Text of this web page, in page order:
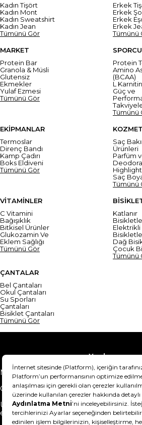
Kadın Tişört
Kadın Mont
Kadın Sweatshirt
Kadın Jean
Tümünü Gör
Erkek
Erkek
Erkek
Erkek
Tümünü
MARKET
Protein Bar
Granola & Müsli
Glutensiz
Ekmekler
Yulaf Ezmesi
Tümünü Gör
Protein
Amino
(BCAA)
L
Güç ve
Tümünü
EKİPMANLAR
Termoslar
Direnç Bandı
Kamp Çadırı
Boks Eldiveni
Tümünü Gör
Saç
Ürünleri
Parfüm
Saç
Tümünü
VİTAMİNLER
C Vitamini
Bağışıklık
Bitkisel Ürünler
Glukozamin Ve
Eklem Sağlığı
Tümünü Gör
Katlanır
Elektrikli
Dağ
Çocuk
Tümünü
ÇANTALAR
Bel Çantaları
Okul Çantaları
Su Sporları
Çantaları
Bisiklet Çantaları
Tümünü Gör
Yardım
Mesafeli Satış Sözleşmesi
Teslimat
Gizlilik Sözleşmesi
Şartlar &
Ürünümü nasıl iade
edebilirim?